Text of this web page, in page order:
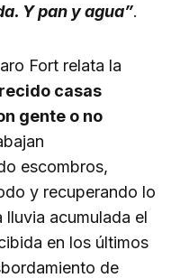
Y pan y agua”.
Fort relata la
casas
gente o no
escombros,
y recuperando lo
acumulada el
en los últimos
de